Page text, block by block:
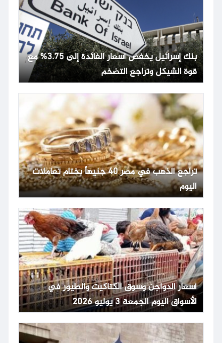
بنك إسرائيل يخفض أسعار الفائدة إلى 3.75% مع
قوة الشيكل وتراجع التضخم
تراجع الذهب في مصر 40 جنيهاً بختام تعاملات
اليوم
أسعار الدواجن وسوق الكتاكيت والطيور في
الأسواق اليوم الجمعة 3 يوليو 2026